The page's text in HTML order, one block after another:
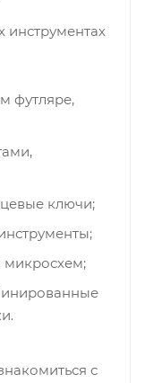
инструментах
футляре,
ключи;
микросхем;
с